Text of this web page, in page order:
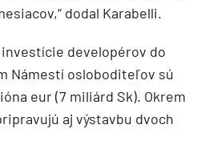
dodal Karabelli.
developérov do
Námestí osloboditeľov sú
eur (7 miliárd Sk). Okrem
aj výstavbu dvoch